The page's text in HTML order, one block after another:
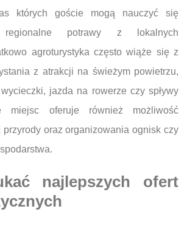
których goście mogą nauczyć się
regionalne potrawy z lokalnych
agroturystyka często wiąże się z
z atrakcji na świeżym powietrzu,
jazda na rowerze czy spływy
miejsc oferuje również możliwość
oraz organizowania ognisk czy
najlepszych ofert